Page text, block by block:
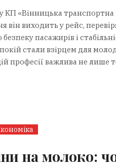
КП «Вінницька транспортна
він виходить у рейс,
пасажирів і
стали взірцем для
професії важлива не лише
на молоко: